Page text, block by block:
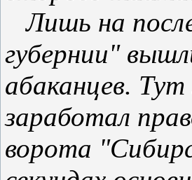
Лишь на
губернии"
абаканцев.
заработал
ворота